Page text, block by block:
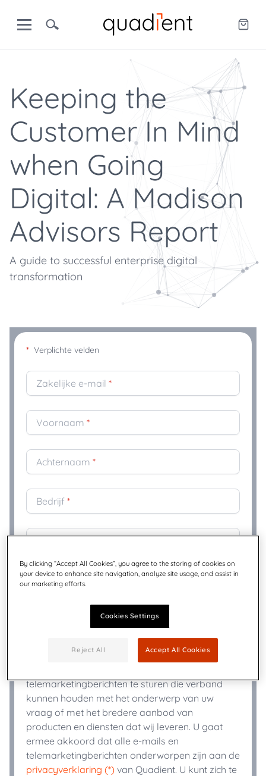
Keeping the
Customer In Mind
when Going
Digital: A Madison
Advisors Report
A guide to successful enterprise digital
transformation
* Verplichte velden
Zakelijke e-mail *
Voornaam *
Achternaam *
Bedrijf *
Titel *
+ Telefoon *
Quadient kan de door u verstrekte informatie
telemarketingberichten te sturen die verband
kunnen houden met het onderwerp van uw
vraag of met het bredere aanbod van
producten en diensten dat wij leveren. U gaat
ermee akkoord dat alle e-mails en
telemarketingberichten onderworpen zijn aan de
privacyverklaring (*) van Quadient. U kunt zich te
By clicking “Accept All Cookies”, you agree to the storing of cookies on
your device to enhance site navigation, analyze site usage, and assist in
our marketing efforts.
Cookies Settings
Reject All Accept All Cookies